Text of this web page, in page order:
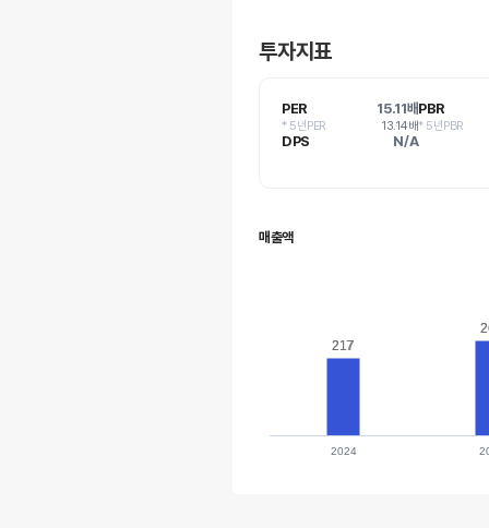
투자지표
PER 15.11배
* 5년PER 13.14배
PBR
* 5년PBR
DPS N/A
매출액
217
217
2024